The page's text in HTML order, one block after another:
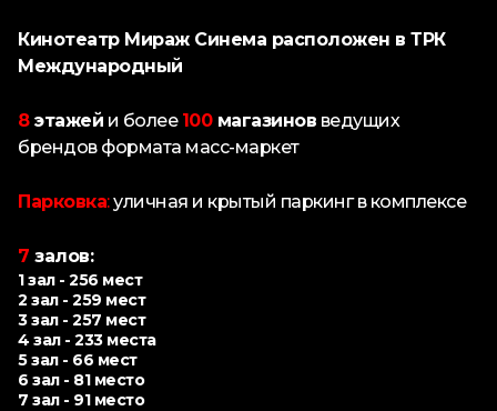
Кинотеатр Мираж Синема расположен в ТРК
Международный
8этажей и более 100магазинов ведущих
брендов формата масс-маркет
Парковка:уличная и крытый паркинг в комплексе
7 залов:
1 зал - 256 мест
2 зал - 259 мест
3 зал - 257 мест
4 зал - 233 места
5 зал - 66 мест
6 зал - 81 место
7 зал - 91 место